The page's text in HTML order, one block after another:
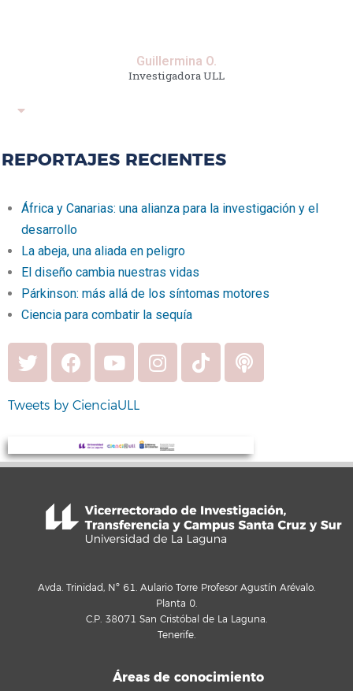
Guillermina O.
Investigadora ULL
REPORTAJES RECIENTES
África y Canarias: una alianza para la investigación y el
desarrollo
La abeja, una aliada en peligro
El diseño cambia nuestras vidas
Párkinson: más allá de los síntomas motores
Ciencia para combatir la sequía
Tweets by CienciaULL
Avda. Trinidad, Nº 61. Aulario Torre Profesor Agustín Arévalo.
Planta 0.
C.P. 38071 San Cristóbal de La Laguna.
Tenerife.
Áreas de conocimiento